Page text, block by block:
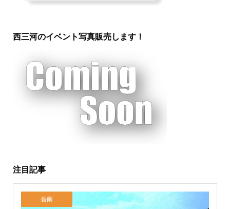
西三河のイベント写真販売します！
注目記事
碧南